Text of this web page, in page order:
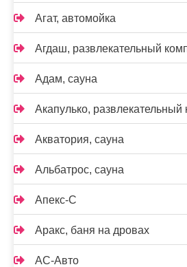
Агат, автомойка
Агдаш, развлекательный
Адам, сауна
Акапулько, развлекательный
Акватория, сауна
Альбатрос, сауна
Апекс-С
Аракс, баня на дровах
АС-Авто